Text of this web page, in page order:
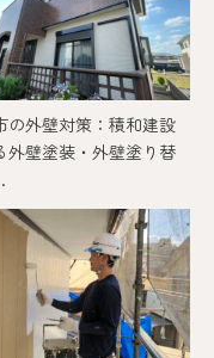
の外壁対策：積和建設
外壁塗装・外壁塗り替